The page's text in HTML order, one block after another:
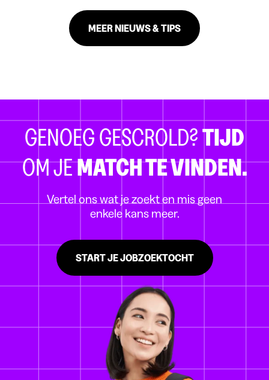
MEER NIEUWS & TIPS
GENOEG GESCROLD?TIJD
OM JEMATCH TE VINDEN.
Vertel ons wat je zoekt en mis geen
enkele kans meer.
START JE JOBZOEKTOCHT